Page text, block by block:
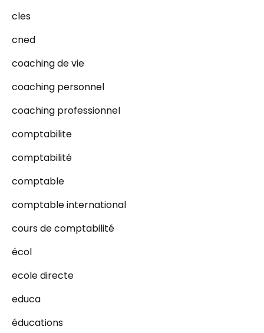
cles
cned
coaching de vie
coaching personnel
coaching professionnel
comptabilite
comptabilité
comptable
comptable international
cours de comptabilité
écol
ecole directe
educa
éducations